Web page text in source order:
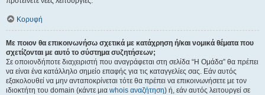
Κορυφή
Με ποιον θα επικοινωνήσω σχετικά με κατάχρηση ή/και νομικά θέματα που
σχετίζονται με αυτό το σύστημα συζητήσεων;
Σε οποιονδήποτε διαχειριστή που αναγράφεται στη σελίδα “Η Ομάδα” θα πρέπει
να είναι ένα κατάλληλο σημείο επαφής για τις καταγγελίες σας. Εάν αυτός
εξακολουθεί να μην ανταποκρίνεται τότε θα πρέπει να επικοινωνήσετε με τον
ιδιοκτήτη του domain (κάντε μια whois αναζήτηση) ή, εάν αυτός λειτουργεί σε